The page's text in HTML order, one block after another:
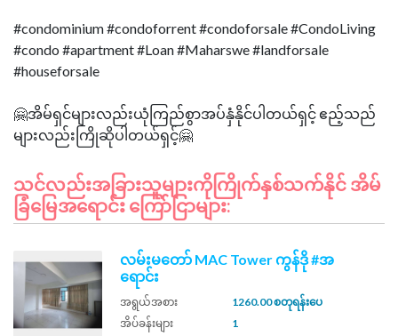
#condominium #condoforrent #condoforsale #CondoLiving
#condo #apartment #Loan #Maharswe #landforsale
#houseforsale
🤗အိမ်ရှင်များလည်းယုံကြည်စွာအပ်နှံနိုင်ပါတယ်ရှင့် ဧည့်သည်
သင်လည်းအခြားသူများကိုကြိုက်နှစ်သက်နိုင် အိမ်
ခြံမြေအရောင်း ကြော်ငြာများ:
လမ်းမတော် MAC Tower ကွန်ဒို #အ
ရောင်း
အရွယ်အစား
1260.00 စတုရန်းပေ
အိပ်ခန်းများ
1